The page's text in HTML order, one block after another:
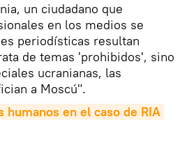
un ciudadano que
en los medios se
periodísticas resultan
de temas 'prohibidos', sino
ucranianas, las
a Moscú".
humanos en el caso de RIA